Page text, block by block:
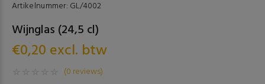
Artikelnummer: GL/4002
Wijnglas (24,5 cl)
€0,20 excl. btw
(0 reviews)